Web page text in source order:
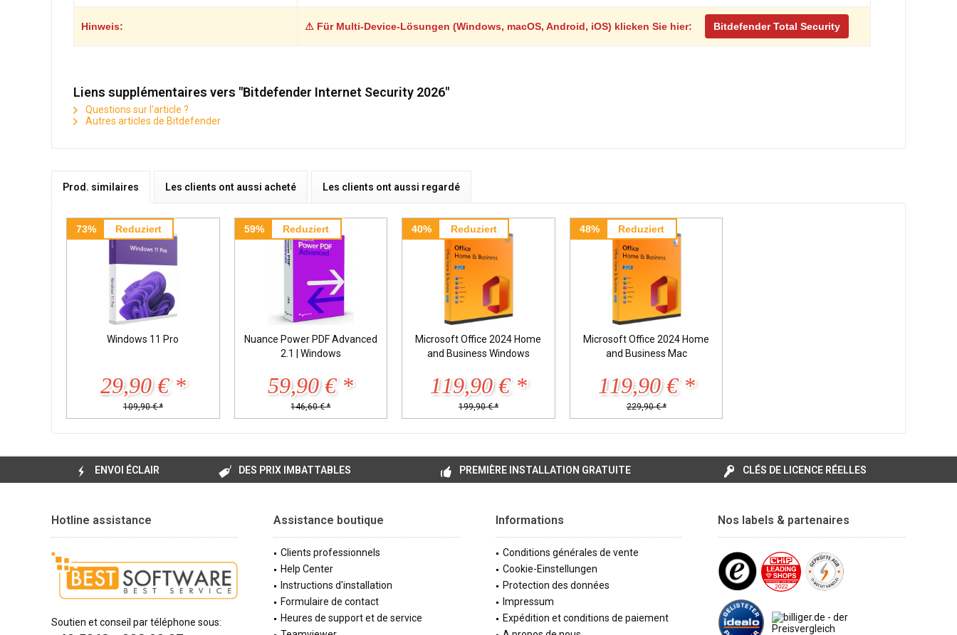
Hinweis: ⚠ Für Multi-Device-Lösungen (Windows, macOS, Android, iOS) klicken Sie hier: Bitdefender Total Security
Liens supplémentaires vers "Bitdefender Internet Security 2026"
Questions sur l'article ?
Autres articles de Bitdefender
Prod. similaires Les clients ont aussi acheté Les clients ont aussi regardé
73% Reduziert
Windows 11 Pro
29,90 € *
109,90 € *
59% Reduziert
Nuance Power PDF Advanced
2.1 | Windows
59,90 € *
146,60 € *
40% Reduziert
Microsoft Office 2024 Home
and Business Windows
119,90 € *
199,90 € *
48% Reduziert
Microsoft Office 2024 Home
and Business Mac
119,90 € *
229,90 € *
ENVOI ÉCLAIR DES PRIX IMBATTABLES PREMIÈRE INSTALLATION GRATUITE CLÉS DE LICENCE RÉELLES
Hotline assistance
Soutien et conseil par téléphone sous:
Assistance boutique
Clients professionnels
Help Center
Instructions d'installation
Formulaire de contact
Heures de support et de service
Informations
Conditions générales de vente
Cookie-Einstellungen
Protection des données
Impressum
Expédition et conditions de paiement
Nos labels & partenaires